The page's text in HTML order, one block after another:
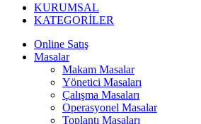
KURUMSAL
KATEGORİLER
Online Satış
Masalar
Makam Masalar
Yönetici Masaları
Çalışma Masaları
Operasyonel Masalar
Toplantı Masaları